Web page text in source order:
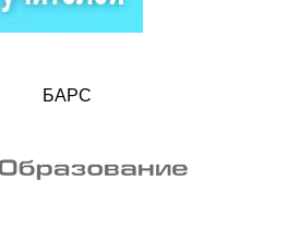
БАРС